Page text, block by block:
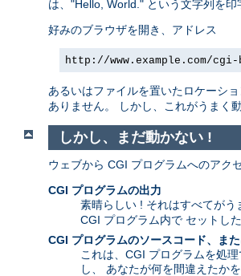
は、"Hello, World." という文字列を印
好みのブラウザを開き、アドレス
http://www.example.com/
あるいはファイルを置いたロケーシ
ありません。 しかし、これがうまく
しかし、まだ動かない !
ウェブから CGI プログラムへのアク
CGI プログラムの出力
素晴らしい ! それはすべてが
CGI プログラム内で セットし
CGI プログラムのソースコード、ま
これは、CGI プログラムを処
し、 あなたが何を間違えたか